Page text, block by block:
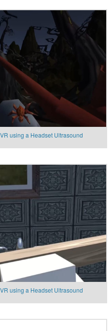
using a Headset Ultrasound
using a Headset Ultrasound